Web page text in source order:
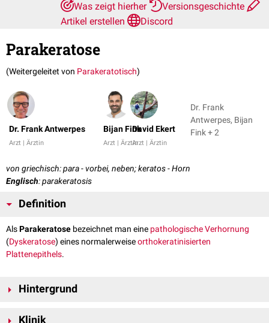
Was zeigt hierher
Versionsgeschichte
Artikel erstellen
Discord
Parakeratose
(Weitergeleitet von Parakeratotisch)
Dr. Frank Antwerpes
Arzt | Ärztin
Bijan Fink
Arzt | Ärztin
David Ekert
Arzt | Ärztin
Dr. Frank
Antwerpes, Bijan
Fink + 2
von griechisch: para - vorbei, neben; keratos - Horn
Englisch: parakeratosis
Definition
AlsParakeratose bezeichnet man eine pathologischeVerhornung
(Dyskeratose) eines normalerweiseorthokeratinisierten
Plattenepithels.
Hintergrund
Umwandlung der
Klinik